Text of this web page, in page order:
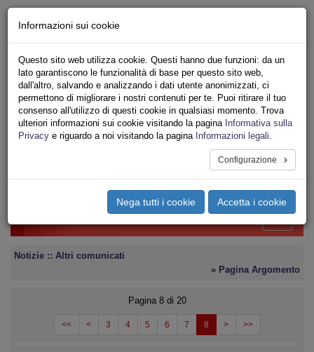
Iscriviti
Ricerca
Area Stampa
Privacy
UNIONE SINDACALE DI BASE
CONFEDERAZIONE NAZIONALE
Toggle
Notizie :: Altri comunicati
» Pagina Argomento
Pagina 8 di 20
<< < 3 4 5 6 7 8 > >>
Informazioni sui cookie
Questo sito web utilizza cookie. Questi hanno due funzioni: da un
lato garantiscono le funzionalità di base per questo sito web,
dall'altro, salvando e analizzando i dati utente anonimizzati, ci
permettono di migliorare i nostri contenuti per te. Puoi ritirare il tuo
consenso all'utilizzo di questi cookie in qualsiasi momento. Trova
ulteriori informazioni sui cookie visitando la pagina Informativa sulla
Privacy e riguardo a noi visitando la pagina Informazioni legali.
Configurazione
Nega tutti i cookie Accetta i cookie